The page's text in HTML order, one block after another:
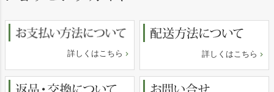
詳しくはこちら 詳しくはこちら